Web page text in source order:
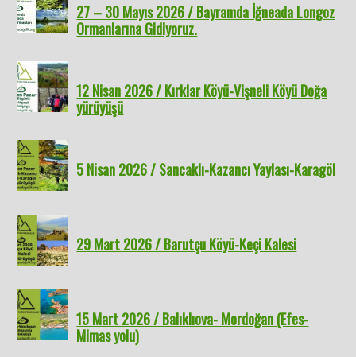
27 – 30 Mayıs 2026 / Bayramda İğneada Longoz
Ormanlarına Gidiyoruz.
12 Nisan 2026 / Kırklar Köyü-Vişneli Köyü Doğa
yürüyüşü
5 Nisan 2026 / Sancaklı-Kazancı Yaylası-Karagöl
29 Mart 2026 / Barutçu Köyü-Keçi Kalesi
15 Mart 2026 / Balıklıova- Mordoğan (Efes-
Mimas yolu)